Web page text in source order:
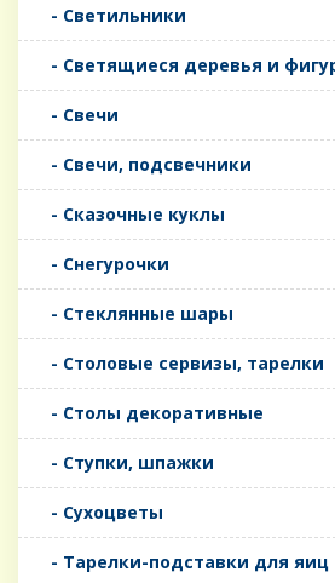
- Светильники
- Светящиеся деревья и
- Свечи
- Свечи, подсвечники
- Сказочные куклы
- Снегурочки
- Стеклянные шары
- Столовые сервизы, тарелки
- Столы декоративные
- Ступки, шпажки
- Сухоцветы
- Тарелки-подставки для яиц